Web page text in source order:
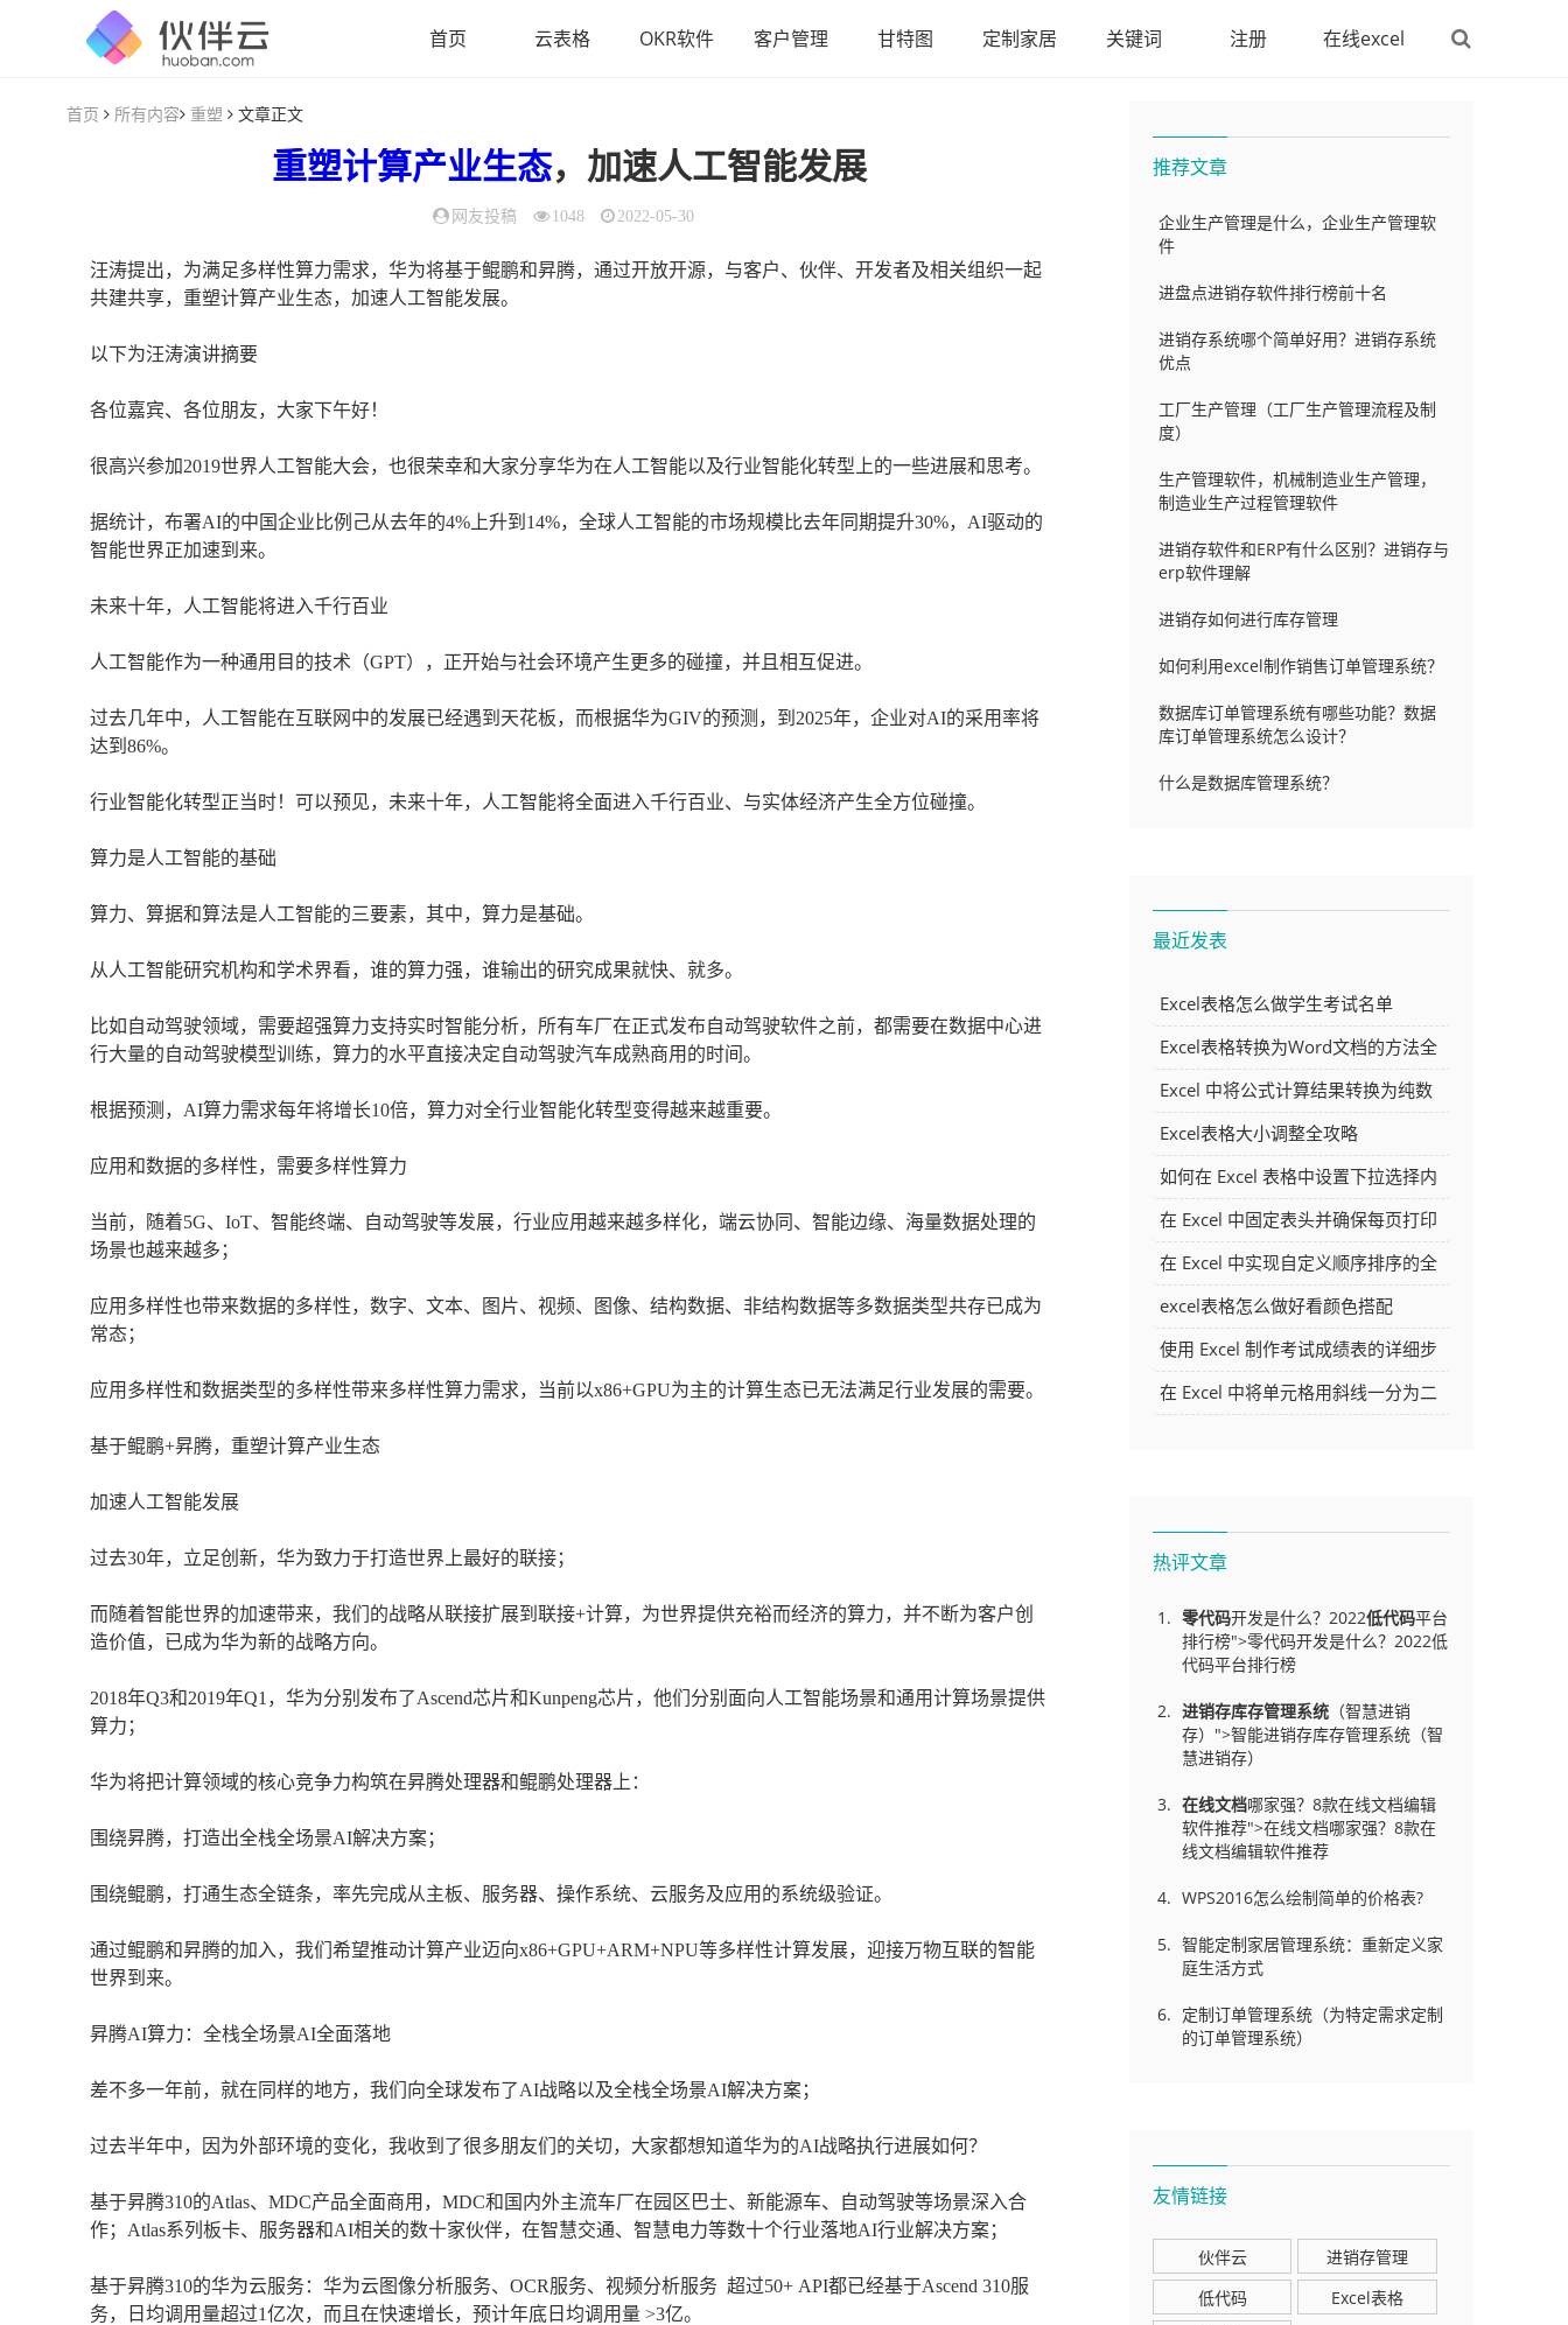
首页 云表格 OKR软件 客户管理 甘特图 定制家居 关键词 注册 在线excel
首页 所有内容 重塑 文章正文
重塑计算产业生态，加速人工智能发展
网友投稿 1048 2022-05-30
汪涛提出，为满足多样性算力需求，华为将基于鲲鹏和昇腾，通过开放开源，与客户、伙伴、开发者及相关组织一起
共建共享，重塑计算产业生态，加速人工智能发展。
以下为汪涛演讲摘要
各位嘉宾、各位朋友，大家下午好！
很高兴参加2019世界人工智能大会，也很荣幸和大家分享华为在人工智能以及行业智能化转型上的一些进展和思考。
据统计，布署AI的中国企业比例己从去年的4%上升到14%，全球人工智能的市场规模比去年同期提升30%，AI驱动的
智能世界正加速到来。
未来十年，人工智能将进入千行百业
人工智能作为一种通用目的技术（GPT），正开始与社会环境产生更多的碰撞，并且相互促进。
过去几年中，人工智能在互联网中的发展已经遇到天花板，而根据华为GIV的预测，到2025年，企业对AI的采用率将
达到86%。
行业智能化转型正当时！可以预见，未来十年，人工智能将全面进入千行百业、与实体经济产生全方位碰撞。
算力是人工智能的基础
算力、算据和算法是人工智能的三要素，其中，算力是基础。
从人工智能研究机构和学术界看，谁的算力强，谁输出的研究成果就快、就多。
比如自动驾驶领域，需要超强算力支持实时智能分析，所有车厂在正式发布自动驾驶软件之前，都需要在数据中心进
行大量的自动驾驶模型训练，算力的水平直接决定自动驾驶汽车成熟商用的时间。
根据预测，AI算力需求每年将增长10倍，算力对全行业智能化转型变得越来越重要。
应用和数据的多样性，需要多样性算力
当前，随着5G、IoT、智能终端、自动驾驶等发展，行业应用越来越多样化，端云协同、智能边缘、海量数据处理的
场景也越来越多；
应用多样性也带来数据的多样性，数字、文本、图片、视频、图像、结构数据、非结构数据等多数据类型共存已成为
常态；
应用多样性和数据类型的多样性带来多样性算力需求，当前以x86+GPU为主的计算生态已无法满足行业发展的需要。
基于鲲鹏+昇腾，重塑计算产业生态
加速人工智能发展
过去30年，立足创新，华为致力于打造世界上最好的联接；
而随着智能世界的加速带来，我们的战略从联接扩展到联接+计算，为世界提供充裕而经济的算力，并不断为客户创
造价值，已成为华为新的战略方向。
2018年Q3和2019年Q1，华为分别发布了Ascend芯片和Kunpeng芯片，他们分别面向人工智能场景和通用计算场景提供
算力；
华为将把计算领域的核心竞争力构筑在昇腾处理器和鲲鹏处理器上：
围绕昇腾，打造出全栈全场景AI解决方案；
围绕鲲鹏，打通生态全链条，率先完成从主板、服务器、操作系统、云服务及应用的系统级验证。
通过鲲鹏和昇腾的加入，我们希望推动计算产业迈向x86+GPU+ARM+NPU等多样性计算发展，迎接万物互联的智能
世界到来。
昇腾AI算力：全栈全场景AI全面落地
差不多一年前，就在同样的地方，我们向全球发布了AI战略以及全栈全场景AI解决方案；
过去半年中，因为外部环境的变化，我收到了很多朋友们的关切，大家都想知道华为的AI战略执行进展如何？
基于昇腾310的Atlas、MDC产品全面商用，MDC和国内外主流车厂在园区巴士、新能源车、自动驾驶等场景深入合
作；Atlas系列板卡、服务器和AI相关的数十家伙伴，在智慧交通、智慧电力等数十个行业落地AI行业解决方案；
基于昇腾310的华为云服务：华为云图像分析服务、OCR服务、视频分析服务 超过50+ API都已经基于Ascend 310服
务，日均调用量超过1亿次，而且在快速增长，预计年底日均调用量 >3亿。
推荐文章
企业生产管理是什么，企业生产管理软
件
进盘点进销存软件排行榜前十名
进销存系统哪个简单好用？进销存系统
优点
工厂生产管理（工厂生产管理流程及制
度）
生产管理软件，机械制造业生产管理，
制造业生产过程管理软件
进销存软件和ERP有什么区别？进销存与
erp软件理解
进销存如何进行库存管理
如何利用excel制作销售订单管理系统？
数据库订单管理系统有哪些功能？数据
库订单管理系统怎么设计？
什么是数据库管理系统？
最近发表
Excel表格怎么做学生考试名单
Excel表格转换为Word文档的方法全
解析
Excel 中将公式计算结果转换为纯数
字的多种方法
Excel表格大小调整全攻略
如何在 Excel 表格中设置下拉选择内
容
在 Excel 中固定表头并确保每页打印
时都显示表头的方法详解
在 Excel 中实现自定义顺序排序的全
面指南
excel表格怎么做好看颜色搭配
使用 Excel 制作考试成绩表的详细步
骤及技巧
在 Excel 中将单元格用斜线一分为二
热评文章
零代码开发是什么？2022低代码平台
排行榜">零代码开发是什么？2022低
代码平台排行榜
进销存库存管理系统 （智慧进销
存）">智能进销存库存管理系统（智
慧进销存）
在线文档哪家强？8款在线文档编辑
软件推荐">在线文档哪家强？8款在
线文档编辑软件推荐
WPS2016怎么绘制简单的价格表?
智能定制家居管理系统：重新定义家
庭生活方式
定制订单管理系统（为特定需求定制
的订单管理系统）
友情链接
伙伴云
进销存管理
低代码
Excel表格